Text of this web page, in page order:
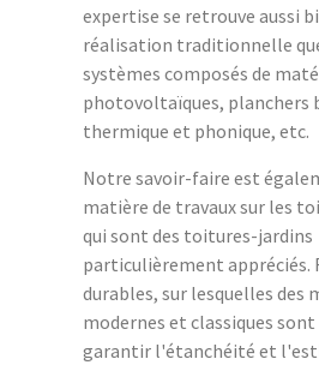
expertise se retrouve aussi
réalisation traditionnelle
systèmes composés de
photovoltaïques, planchers
thermique et phonique, etc.
Notre savoir-faire est
matière de travaux sur les
qui sont des toitures-jardins
particulièrement appréciés.
durables, sur lesquelles des
modernes et classiques
garantir l'étanchéité et